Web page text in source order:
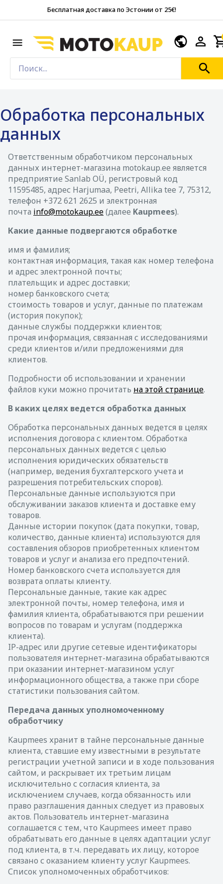
Бесплатная доставка по Эстонии от 25€!
Обработка персональных
данных
Ответственным обработчиком персональных
данных интернет-магазина motokaup.ee является
предприятие Sanlab OÜ, регистровый код
11595485, адрес Harjumaa, Peetri, Allika tee 7, 75312,
телефон +372 621 2625 и электронная
почта info@motokaup.ee(далее Kaupmees).
Какие данные подвергаются обработке
имя и фамилия;
контактная информация, такая как номер телефона
и адрес электронной почты;
плательщик и адрес доставки;
номер банковского счета;
стоимость товаров и услуг, данные по платежам
(история покупок);
данные службы поддержки клиентов;
прочая информация, связанная с исследованиями
среди клиентов и/или предложениями для
клиентов.
Подробности об использовании и хранении
файлов куки можно прочитать на этой странице.
В каких целях ведется обработка данных
Обработка персональных данных ведется в целях
исполнения договора с клиентом. Обработка
персональных данных ведется с целью
исполнения юридических обязательств
(например, ведения бухгалтерского учета и
разрешения потребительских споров).
Персональные данные используются при
обслуживании заказов клиента и доставке ему
товаров.
Данные истории покупок (дата покупки, товар,
количество, данные клиента) используются для
составления обзоров приобретенных клиентом
товаров и услуг и анализа его предпочтений.
Номер банковского счета используется для
возврата оплаты клиенту.
Персональные данные, такие как адрес
электронной почты, номер телефона, имя и
фамилия клиента, обрабатываются при решении
вопросов по товарам и услугам (поддержка
клиента).
IP-адрес или другие сетевые идентификаторы
пользователя интернет-магазина обрабатываются
при оказании интернет-магазином услуг
информационного общества, а также при сборе
статистики пользования сайтом.
Передача данных уполномоченному
обработчику
Kaupmees хранит в тайне персональные данные
клиента, ставшие ему известными в результате
регистрации учетной записи и в ходе пользования
сайтом, и раскрывает их третьим лицам
исключительно с согласия клиента, за
исключением случаев, когда обязанность или
право разглашения данных следует из правовых
актов. Пользователь интернет-магазина
соглашается с тем, что Kaupmees имеет право
обрабатывать его данные в целях адаптации услуг
под клиента, в т.ч. передавать их лицу, которое
связано с оказанием клиенту услуг Kaupmees.
Список уполномоченных обработчиков: